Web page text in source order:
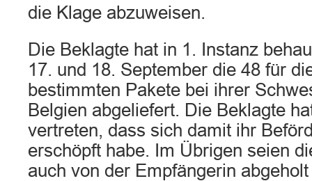
die Klage abzuweisen.
Die Beklagte hat in 1. Instanz
17. und 18. September die 48 für
bestimmten Pakete bei ihrer
Belgien abgeliefert. Die Beklagte
vertreten, dass sich damit ihr
erschöpft habe. Im Übrigen seien
auch von der Empfängerin